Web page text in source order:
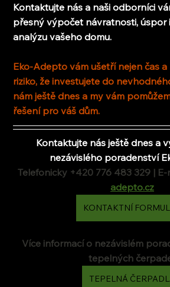
Kontaktujte nás a naši odborníci
přesný výpočet návratnosti,
analýzu vašeho domu.
Eko-Adepto vám ušetří nejen čas a
riziko, že investujete do
nám ještě dnes a my vám
řešení pro váš dům.
Kontaktujte nás ještě dnes a
nezávislého poradenství
Telefonicky +420 776 483 329 | E-
adepto.cz
KONTAKTNÍ
Více informací o nezávislém
tepelných
TEPELNÁ